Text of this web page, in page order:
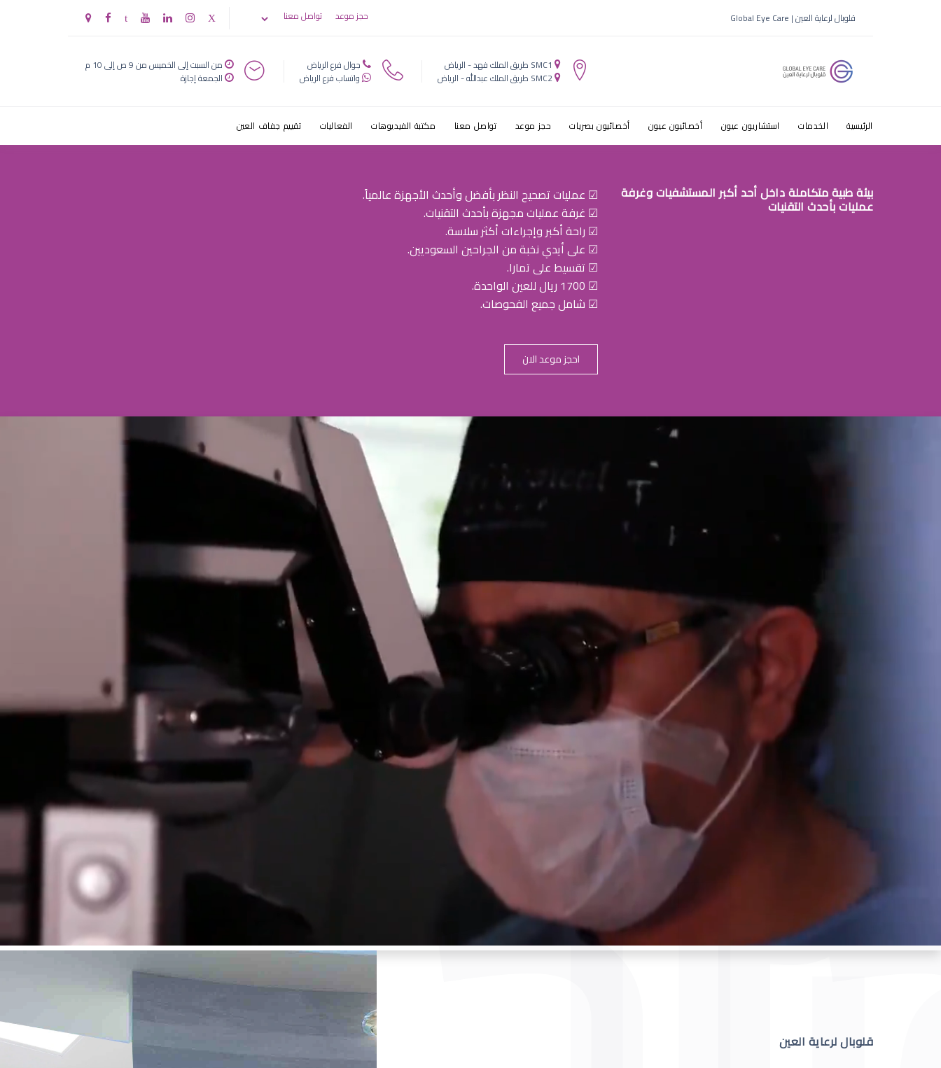
عيادة عيون الأطفال
قلوبال لرعاية العين | Global Eye Care حجز موعد تواصل معنا
SMC1 طريق الملك فهد - الرياض
SMC2 طريق الملك عبدالله - الرياض
جوال فرع الرياض
واتساب فرع الرياض
من السبت إلى الخميس من 9 ص إلى 10 م
الجمعة إجازة
الرئيسية الخدمات استشاريون عيون أخصائيون عيون أخصائيون بصريات حجز موعد تواصل معنا مكتبة الفيديوهات الفعاليات تقييم جفاف العين
بيئة طبية متكاملة داخل أحد أكبر المستشفيات وغرفة
عمليات بأحدث التقنيات
☑ عمليات تصحيح النظر بأفضل وأحدث الأجهزة عالمياً.
☑ غرفة عمليات مجهزة بأحدث التقنيات.
☑ راحة أكبر وإجراءات أكثر سلاسة.
☑ على أيدي نخبة من الجراحين السعوديين.
☑ تقسيط على تمارا.
☑ 1700 ريال للعين الواحدة.
☑ شامل جميع الفحوصات.
احجز موعد الان
قلوبال لرعاية العين